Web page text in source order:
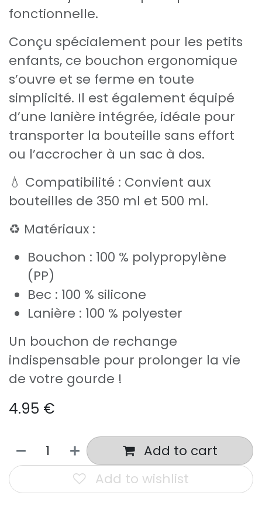
fonctionnelle.
Conçu spécialement pour les petits
enfants, ce bouchon ergonomique
s’ouvre et se ferme en toute
simplicité. Il est également équipé
d’une lanière intégrée, idéale pour
transporter la bouteille sans effort
ou l’accrocher à un sac à dos.
💧 Compatibilité : Convient aux
bouteilles de 350 ml et 500 ml.
♻️ Matériaux :
Bouchon : 100 % polypropylène
(PP)
Bec : 100 % silicone
Lanière : 100 % polyester
Un bouchon de rechange
indispensable pour prolonger la vie
de votre gourde !
4.95 €
Add to cart
Add to wishlist